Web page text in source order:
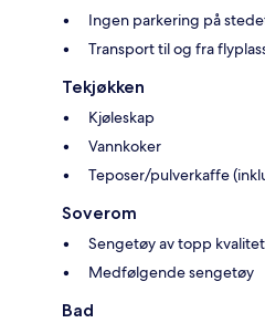
Ingen parkering på
Transport til og fra
Tekjøkken
Kjøleskap
Vannkoker
Teposer/pulverkaffe
Soverom
Sengetøy av topp kvalitet
Medfølgende sengetøy
Bad